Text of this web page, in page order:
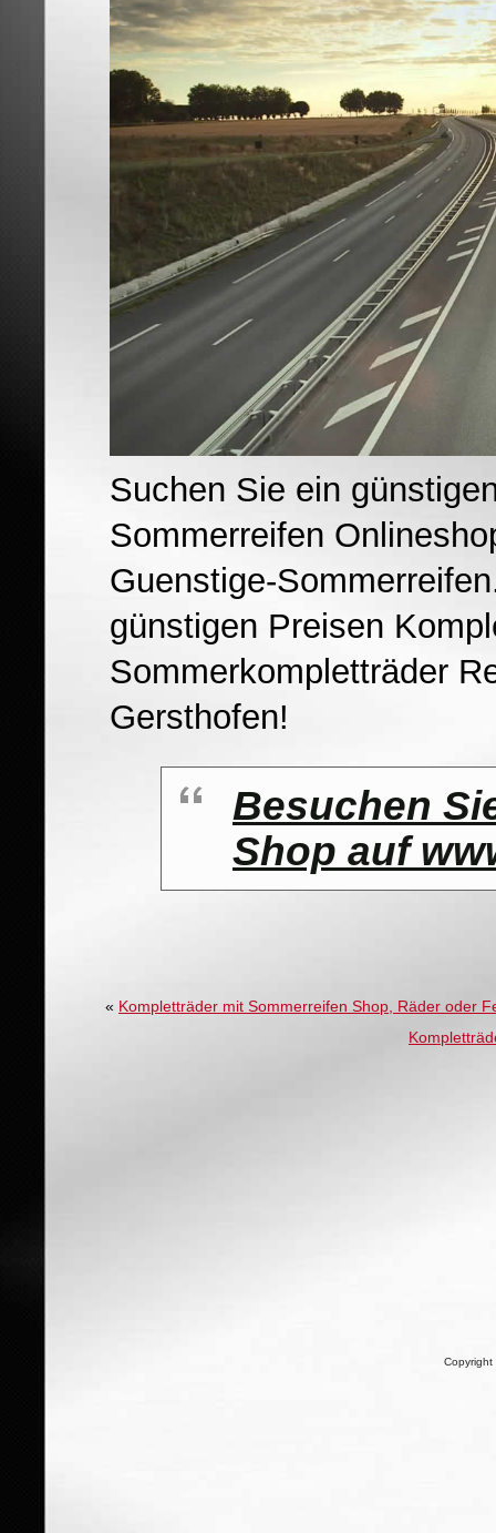
Suchen Sie ein
Sommerreifen
Guenstige-
günstigen Preisen
Sommerkompletträder
Gersthofen!
Besuchen
Shop auf
« Kompletträder mit Sommerreifen Shop, Räder oder
Copyright